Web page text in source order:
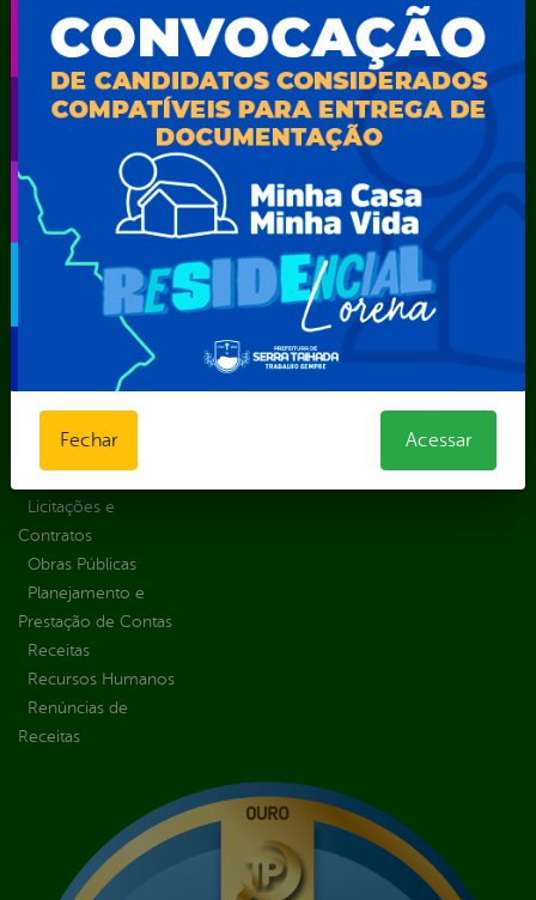
Transparência
Educação
Saúde
Central de Dúvidas
Convênios e
Transferências
Despesas
Organizacional
LGPD e Governo
Licitações e
Contratos
Obras Públicas
Planejamento e
Prestação de Contas
Receitas
Recursos Humanos
Renúncias de
Receitas
Como
solicitar
Consulte sua
Solicitação
Estatísticas
Formulários
autoridades
Sic Físico
Recurso
Solicitar um
Serviços
Carta de
Serviços
Ferramenta de
Autenticidade
Ouvidoria
Portal Aldir
Blanc
Portal da
Transporte
Escolar
Fechar Acessar